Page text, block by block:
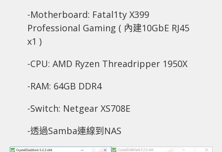
-Motherboard: Fatal1ty X399
Professional Gaming ( 內建10GbE RJ45
x1 )
-CPU: AMD Ryzen Threadripper 1950X
-RAM: 64GB DDR4
-Switch: Netgear XS708E
-透過Samba連線到NAS